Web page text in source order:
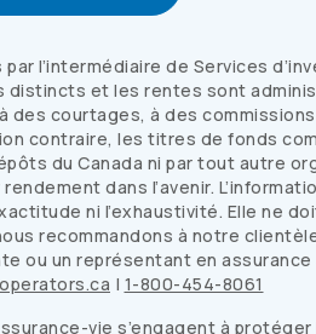
l’intermédiaire de Services
distincts et les rentes sont
des courtages, à des
contraire, les titres de fonds
du Canada ni par tout autre
dans l’avenir.
ni l’exhaustivité. Elle ne
recommandons à notre clientèle
ou un représentant en
| 1-800-454-8061
vie s’engagent à